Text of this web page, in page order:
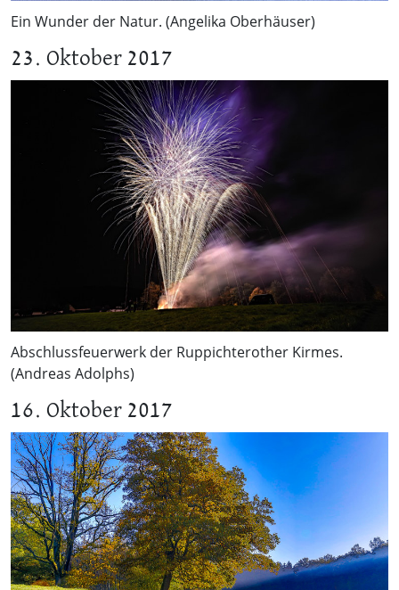
Ein Wunder der Natur. (Angelika Oberhäuser)
23. Oktober 2017
Abschlussfeuerwerk der Ruppichterother Kirmes.
(Andreas Adolphs)
16. Oktober 2017